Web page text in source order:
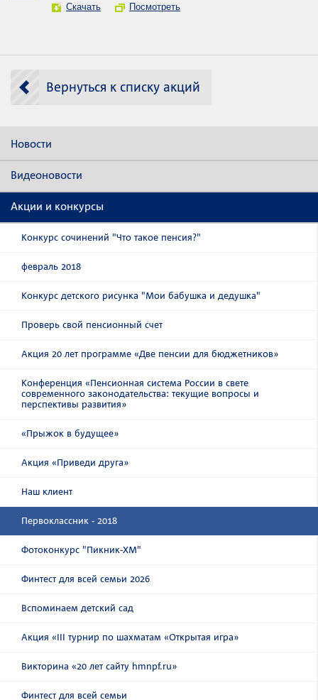
Скачать Посмотреть
Вернуться к списку акций
Новости
Видеоновости
Акции и конкурсы
Конкурс сочинений "Что такое пенсия?"
февраль 2018
Конкурс детского рисунка "Мои бабушка и дедушка"
Проверь свой пенсионный счет
Акция 20 лет программе «Две пенсии для бюджетников»
Конференция «Пенсионная система России в свете
современного законодательства: текущие вопросы и
перспективы развития»
«Прыжок в будущее»
Акция «Приведи друга»
Наш клиент
Первоклассник - 2018
Фотоконкурс "Пикник-ХМ"
Финтест для всей семьи 2026
Вспоминаем детский сад
Акция «III турнир по шахматам «Открытая игра»
Викторина «20 лет сайту hmnpf.ru»
Финтест для всей семьи